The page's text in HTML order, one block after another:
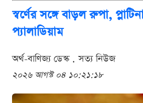
স্বর্ণের সঙ্গে বাড়ল রুপা,
প্যালাডিয়াম
অর্থ-বাণিজ্য ডেস্ক . সত্য নিউজ
২০২৬ আগস্ট ০৪ ১০:২১:১৮